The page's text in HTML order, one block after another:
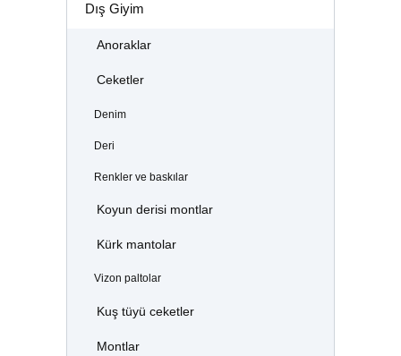
Dış Giyim
Anoraklar
Ceketler
Denim
Deri
Renkler ve baskılar
Koyun derisi montlar
Kürk mantolar
Vizon paltolar
Kuş tüyü ceketler
Montlar